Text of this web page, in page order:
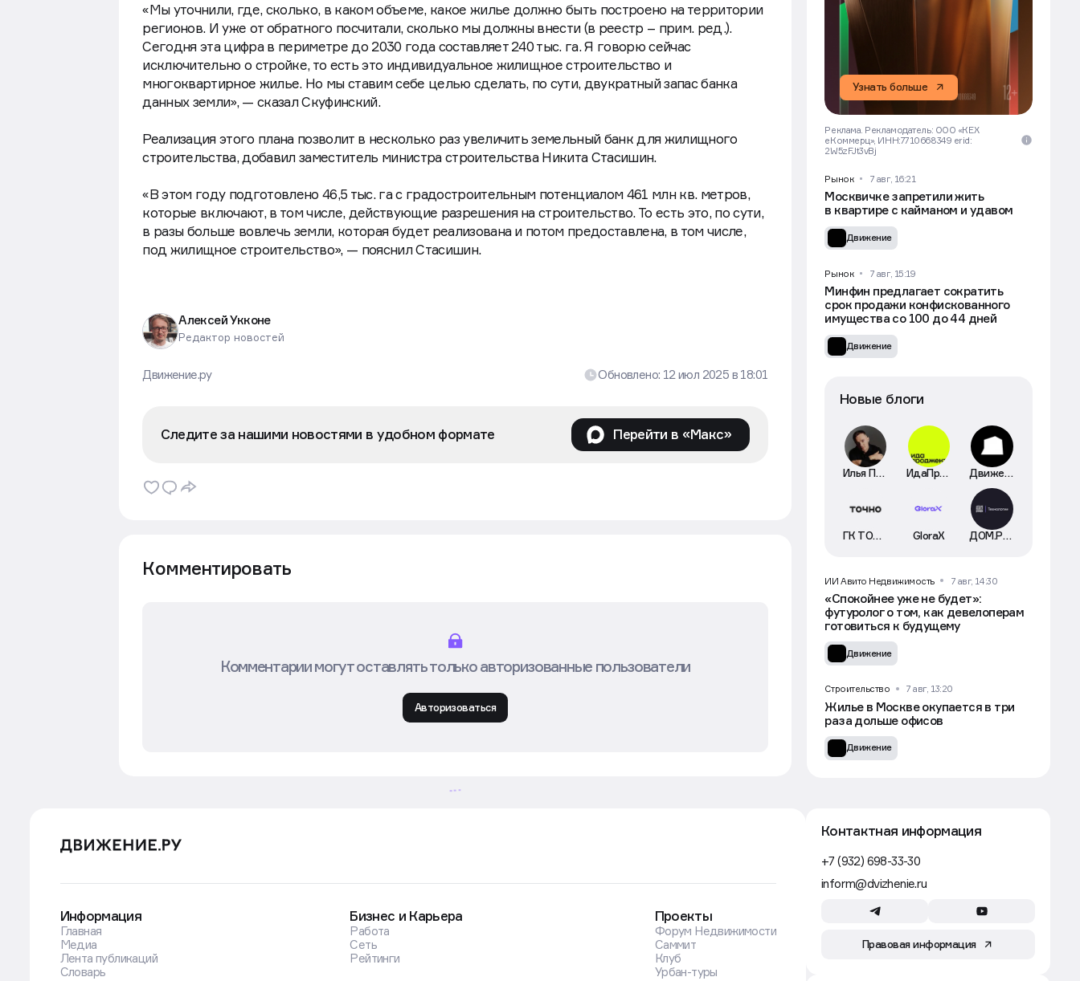
«Мы уточнили, где, сколько, в каком объеме, какое жилье должно быть построено на территории
регионов. И уже от обратного посчитали, сколько мы должны внести (в реестр – прим. ред.).
Сегодня эта цифра в периметре до 2030 года составляет 240 тыс. га. Я говорю сейчас
исключительно о стройке, то есть это индивидуальное жилищное строительство и
многоквартирное жилье. Но мы ставим себе целью сделать, по сути, двукратный запас банка
данных земли», — сказал Скуфинский.
Реализация этого плана позволит в несколько раз увеличить земельный банк для жилищного
строительства, добавил заместитель министра строительства Никита Стасишин.
«В этом году подготовлено 46,5 тыс. га с градостроительным потенциалом 461 млн кв. метров,
которые включают, в том числе, действующие разрешения на строительство. То есть это, по сути,
в разы больше вовлечь земли, которая будет реализована и потом предоставлена, в том числе,
под жилищное строительство», — пояснил Стасишин.
Алексей Укконе
Редактор новостей
Движение.ру Обновлено: 12 июл 2025 в 18:01
Следите за нашими новостями в удобном формате Перейти в «Макс»
Комментировать
Комментарии могут оставлять только авторизованные пользователи
Авторизоваться
Узнать больше
Реклама. Рекламодатель: ООО «КЕХ
еКоммерц», ИНН:7710668349 erid:
2W5zFJt3vBj
Рынок 7 авг, 16:21
Москвичке запретили жить
в квартире с кайманом и удавом
Движение
Рынок 7 авг, 15:19
Минфин предлагает сократить
срок продажи конфискованного
имущества со 100 до 44 дней
Движение
Новые блоги
Илья Пискулин ИдаПроджект Движение
ГК ТОЧНО GloraX ДОМ.РФ Технологии
ИИ Авито Недвижимость 7 авг, 14:30
«Спокойнее уже не будет»:
футуролог о том, как девелоперам
готовиться к будущему
Движение
Строительство 7 авг, 13:20
Жилье в Москве окупается в три
раза дольше офисов
Движение
Информация
Главная
Медиа
Лента публикаций
Словарь
Бизнес и Карьера
Работа
Сеть
Рейтинги
Проекты
Форум Недвижимости
Саммит
Клуб
Урбан-туры
Контактная информация
+7 (932) 698-33-30
inform@dvizhenie.ru
Правовая информация